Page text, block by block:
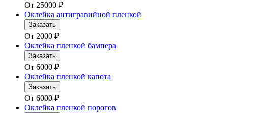
От 25000 ₽
Оклейка антигравийной пленкой
Заказать
От 2000 ₽
Оклейка пленкой бампера
Заказать
От 6000 ₽
Оклейка пленкой капота
Заказать
От 6000 ₽
Оклейка пленкой порогов